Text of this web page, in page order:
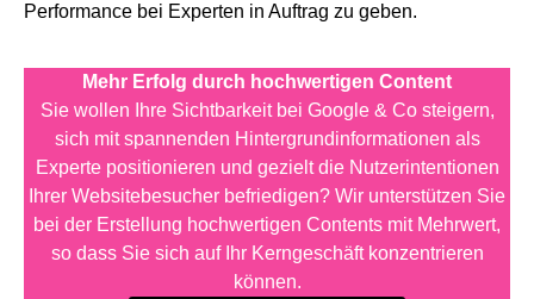
Performance bei Experten in Auftrag zu geben.
Mehr Erfolg durch hochwertigen Content
Sie wollen Ihre Sichtbarkeit bei Google & Co steigern,
sich mit spannenden Hintergrundinformationen als
Experte positionieren und gezielt die Nutzerintentionen
Ihrer Websitebesucher befriedigen? Wir unterstützen Sie
bei der Erstellung hochwertigen Contents mit Mehrwert,
so dass Sie sich auf Ihr Kerngeschäft konzentrieren
können.